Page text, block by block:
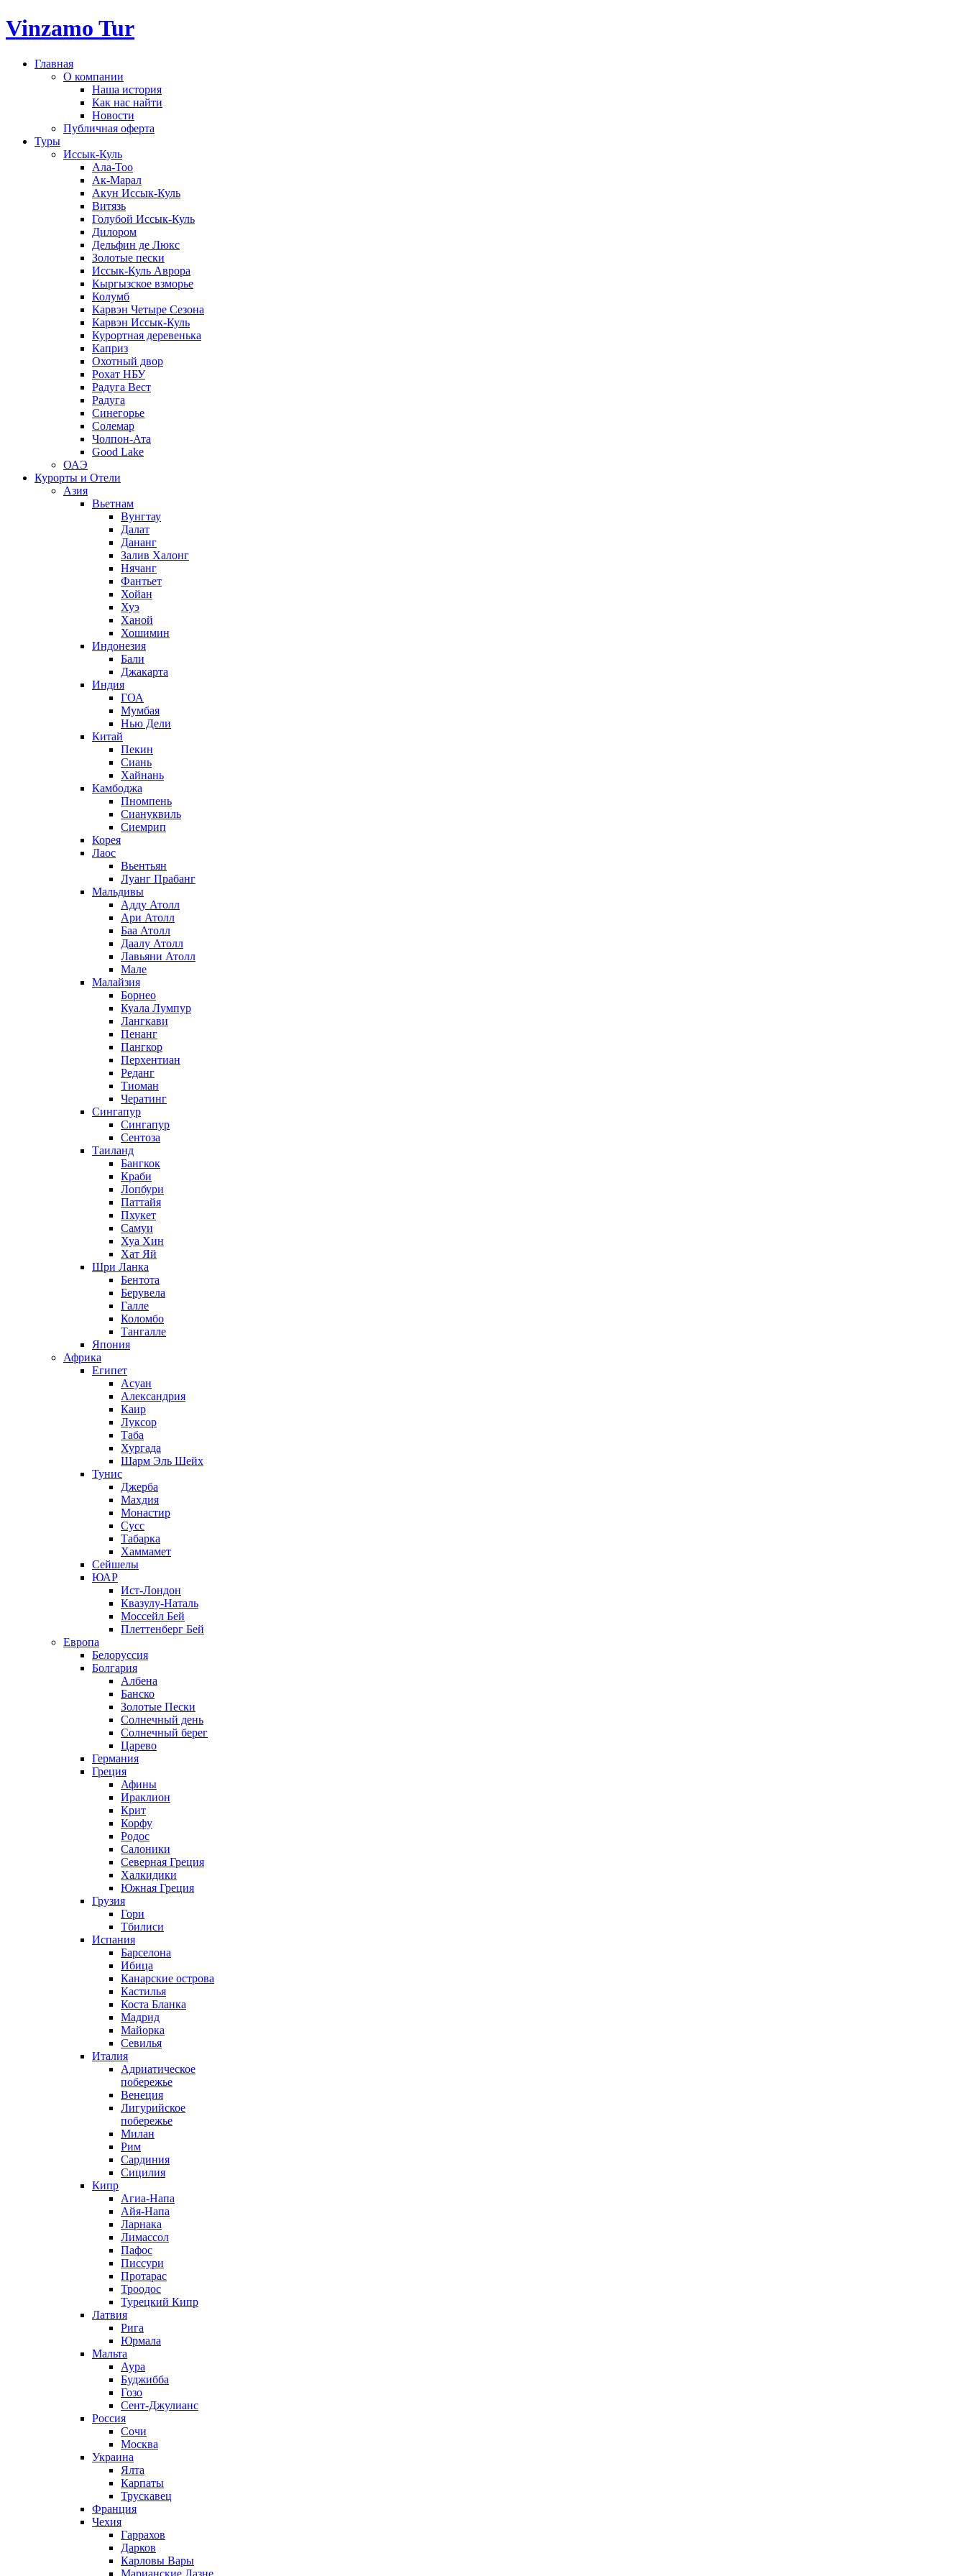
Vinzamo Tur
Главная
О компании
Наша история
Как нас найти
Новости
Публичная оферта
Туры
Иссык-Куль
Ала-Тоо
Ак-Марал
Акун Иссык-Куль
Витязь
Голубой Иссык-Куль
Дилором
Дельфин де Люкс
Золотые пески
Иссык-Куль Аврора
Кыргызское взморье
Колумб
Карвэн Четыре Сезона
Карвэн Иссык-Куль
Курортная деревенька
Каприз
Охотный двор
Рохат НБУ
Радуга Вест
Радуга
Синегорье
Солемар
Чолпон-Ата
Good Lake
ОАЭ
Курорты и Отели
Азия
Вьетнам
Вунгтау
Далат
Дананг
Залив Халонг
Нячанг
Фантьет
Хойан
Хуэ
Ханой
Хошимин
Индонезия
Бали
Джакарта
Индия
ГОА
Мумбая
Нью Дели
Китай
Пекин
Сиань
Хайнань
Камбоджа
Пномпень
Сиануквиль
Сиемрип
Корея
Лаос
Вьентьян
Луанг Прабанг
Мальдивы
Адду Атолл
Ари Атолл
Баа Атолл
Даалу Атолл
Лавьяни Атолл
Мале
Малайзия
Борнео
Куала Лумпур
Лангкави
Пенанг
Пангкор
Перхентиан
Реданг
Тиоман
Чератинг
Сингапур
Сингапур
Сентоза
Таиланд
Бангкок
Краби
Лопбури
Паттайя
Пхукет
Самуи
Хуа Хин
Хат Яй
Шри Ланка
Бентота
Берувела
Галле
Коломбо
Тангалле
Япония
Африка
Египет
Асуан
Александрия
Каир
Луксор
Таба
Хургада
Шарм Эль Шейх
Тунис
Джерба
Махдия
Монастир
Сусс
Табарка
Хаммамет
Сейшелы
ЮАР
Ист-Лондон
Квазулу-Наталь
Моссейл Бей
Плеттенберг Бей
Европа
Белоруссия
Болгария
Албена
Банско
Золотые Пески
Солнечный день
Солнечный берег
Царево
Германия
Греция
Афины
Ираклион
Крит
Корфу
Родос
Салоники
Северная Греция
Халкидики
Южная Греция
Грузия
Гори
Тбилиси
Испания
Барселона
Ибица
Канарские острова
Кастилья
Коста Бланка
Мадрид
Майорка
Севилья
Италия
Адриатическое
побережье
Венеция
Лигурийское
побережье
Милан
Рим
Сардиния
Сицилия
Кипр
Агиа-Напа
Айя-Напа
Ларнака
Лимассол
Пафос
Писсури
Протарас
Троодос
Турецкий Кипр
Латвия
Рига
Юрмала
Мальта
Аура
Буджибба
Гозо
Сент-Джулианс
Россия
Сочи
Москва
Украина
Ялта
Карпаты
Трускавец
Франция
Чехия
Гаррахов
Дарков
Карловы Вары
Марианские Лазне